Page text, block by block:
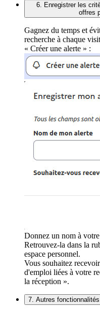
6. Enregistrer les
offres
Gagnez du temps et
recherche à chaque
« Créer une alerte » :
Donnez un nom à
Retrouvez-la dans la
espace personnel.
Vous souhaitez
d'emploi liées à votre
la réception ».
7. Autres fonctionnalités